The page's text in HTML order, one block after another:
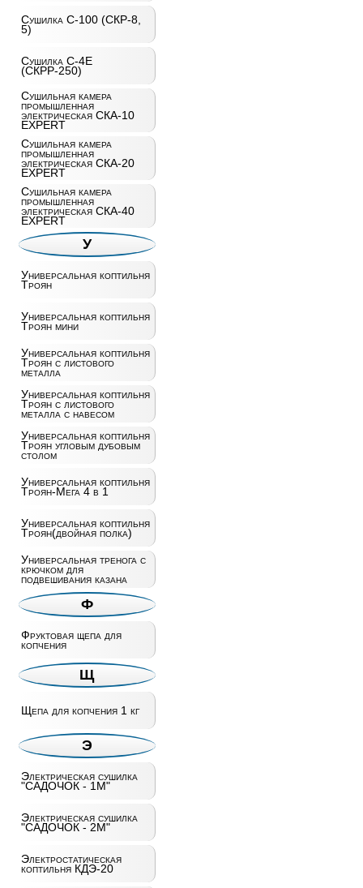
Сушилка С-100 (СКР-8,
5)
Сушилка С-4Е
(СКРР-250)
Сушильная камера
промышленная
электрическая СКА-10
EXPERT
Сушильная камера
промышленная
электрическая СКА-20
EXPERT
Сушильная камера
промышленная
электрическая СКА-40
EXPERT
У
Универсальная коптильня
Троян
Универсальная коптильня
Троян мини
Универсальная коптильня
Троян с листового
металла
Универсальная коптильня
Троян с листового
металла с навесом
Универсальная коптильня
Троян угловым дубовым
столом
Универсальная коптильня
Троян-Мега 4 в 1
Универсальная коптильня
Троян(двойная полка)
Универсальная тренога с
крючком для
подвешивания казана
Ф
Фруктовая щепа для
копчения
Щ
Щепа для копчения 1 кг
Э
Электрическая сушилка
"САДОЧОК - 1М"
Электрическая сушилка
"САДОЧОК - 2М"
Электростатическая
коптильня КДЭ-20